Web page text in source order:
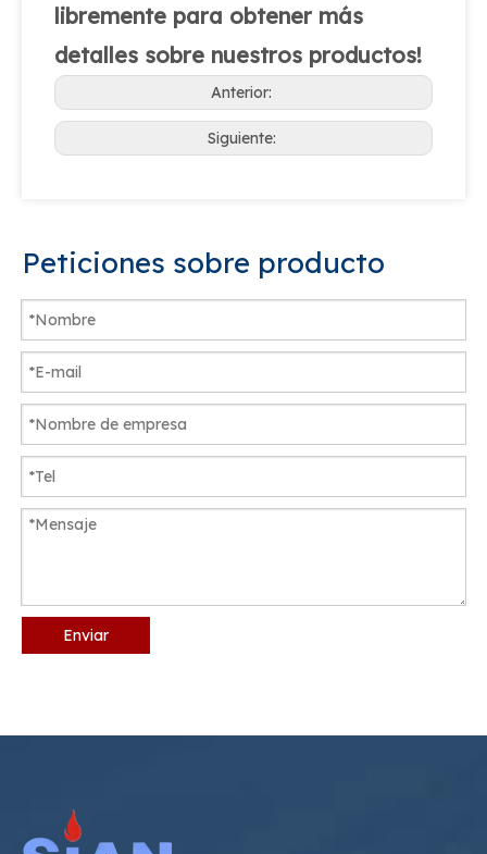
libremente para obtener más
detalles sobre nuestros productos!
Anterior:
Siguiente:
Peticiones sobre producto
Enviar